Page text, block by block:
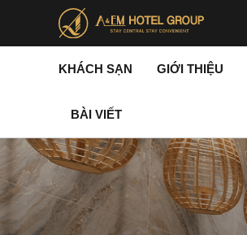
nội
KHÁCH SẠN GIỚI THIỆU
BÀI VIẾT